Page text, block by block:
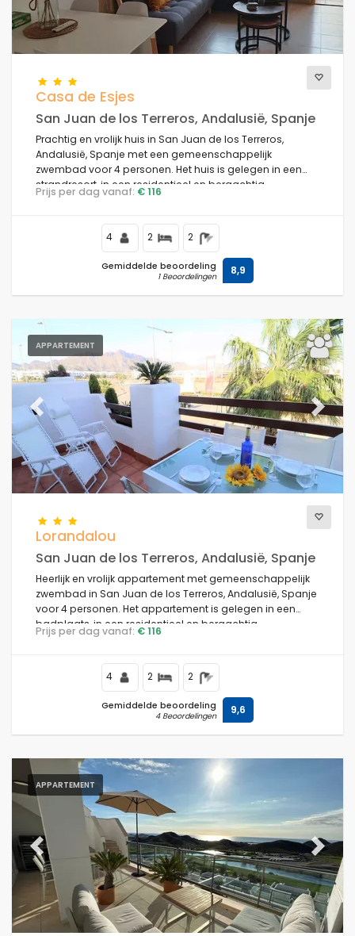
Casa de Esjes
San Juan de los Terreros, Andalusië, Spanje
Prachtig en vrolijk huis in San Juan de los Terreros,
Andalusië, Spanje met een gemeenschappelijk
zwembad voor 4 personen. Het huis is gelegen in een
strandresort, in een residentieel en bergachtig
strandgebied, dicht bij winkels en supermarkten en op
Prijs per dag vanaf: € 116
4 2 2
Gemiddelde beoordeling
1 Beoordelingen 8,9
APPARTEMENT
Previous Next
Lorandalou
San Juan de los Terreros, Andalusië, Spanje
Heerlijk en vrolijk appartement met gemeenschappelijk
zwembad in San Juan de los Terreros, Andalusië, Spanje
voor 4 personen. Het appartement is gelegen in een
badplaats, in een residentieel en bergachtig
strandgebied, dichtbij supermarkten en op 200 m van
Prijs per dag vanaf: € 116
4 2 2
Gemiddelde beoordeling
4 Beoordelingen 9,6
APPARTEMENT
Previous Next